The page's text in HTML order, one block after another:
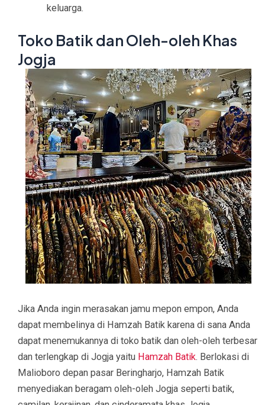
keluarga.
Toko Batik dan Oleh-oleh Khas
Jogja
Jika Anda ingin merasakan jamu mepon empon, Anda
dapat membelinya di Hamzah Batik karena di sana Anda
dapat menemukannya di toko batik dan oleh-oleh terbesar
dan terlengkap di Jogja yaitu Hamzah Batik. Berlokasi di
Malioboro depan pasar Beringharjo, Hamzah Batik
menyediakan beragam oleh-oleh Jogja seperti batik,